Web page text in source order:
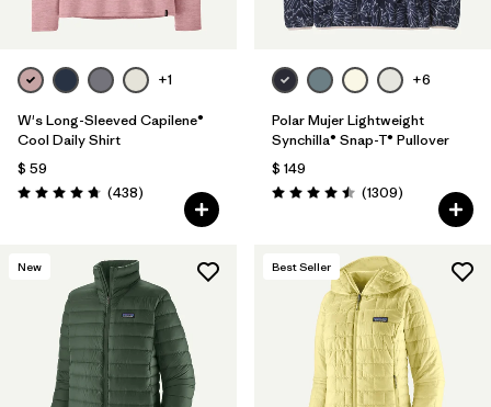
+1
W's Long-Sleeved Capilene®
Cool Daily Shirt
$ 59
Valoración: 4.7 / 5
(438Comentarios
)
+6
Polar Mujer Lightweight
Synchilla® Snap-T® Pullover
$ 149
Valoración: 4.5 / 5
(1309Comentarios
)
New Best Seller